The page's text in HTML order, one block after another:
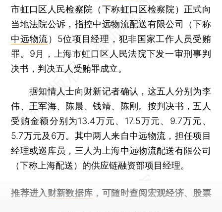
市虹口区人民检察院（下称虹口区检察院）正式向
当地法院公诉，指控中远物流配送有限公司（下称
中远物流）5位项目经理，犯非国家工作人员受贿
罪。9月，上海市虹口区人民法院下发一审刑事判
决书，判决五人受贿罪成立。
据知情人士向财新记者确认，这五人分别为李
伟、王军海、陈晨、钱靖、陈刚。按判决书，五人
受贿金额分别为13.4万元、17.5万元、9.7万元、
5.7万元及6万。其中两人来自中远物流，担任项目
经理或巡库员，三人为上海中远物流配送有限公司
（下称上海配送）的供应链融资部项目经理。
推荐进入 财新数据库 ，可随时查阅宏观经济、股票